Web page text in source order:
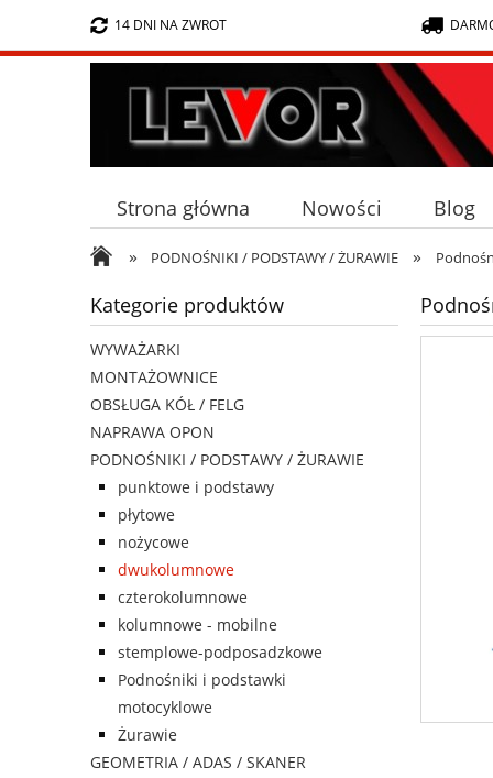
14 DNI NA ZWROT
Strona główna Nowości Blog
» PODNOŚNIKI / PODSTAWY / ŻURAWIE »
Kategorie produktów
WYWAŻARKI
MONTAŻOWNICE
OBSŁUGA KÓŁ / FELG
NAPRAWA OPON
PODNOŚNIKI / PODSTAWY / ŻURAWIE
punktowe i podstawy
płytowe
nożycowe
dwukolumnowe
czterokolumnowe
kolumnowe - mobilne
stemplowe-podposadzkowe
Podnośniki i podstawki
motocyklowe
Żurawie
GEOMETRIA / ADAS / SKANER